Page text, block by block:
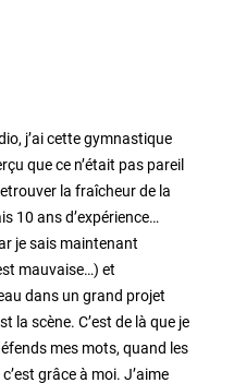
j’ai cette gymnastique
que ce n’était pas pareil
la fraîcheur de la
10 ans d’expérience…
je sais maintenant
mauvaise…) et
dans un grand projet
la scène. C’est de là que je
mes mots, quand les
grâce à moi. J’aime